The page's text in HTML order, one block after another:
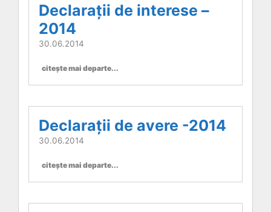
Declarații de interese –
2014
30.06.2014
citește mai departe...
Declarații de avere -2014
30.06.2014
citește mai departe...